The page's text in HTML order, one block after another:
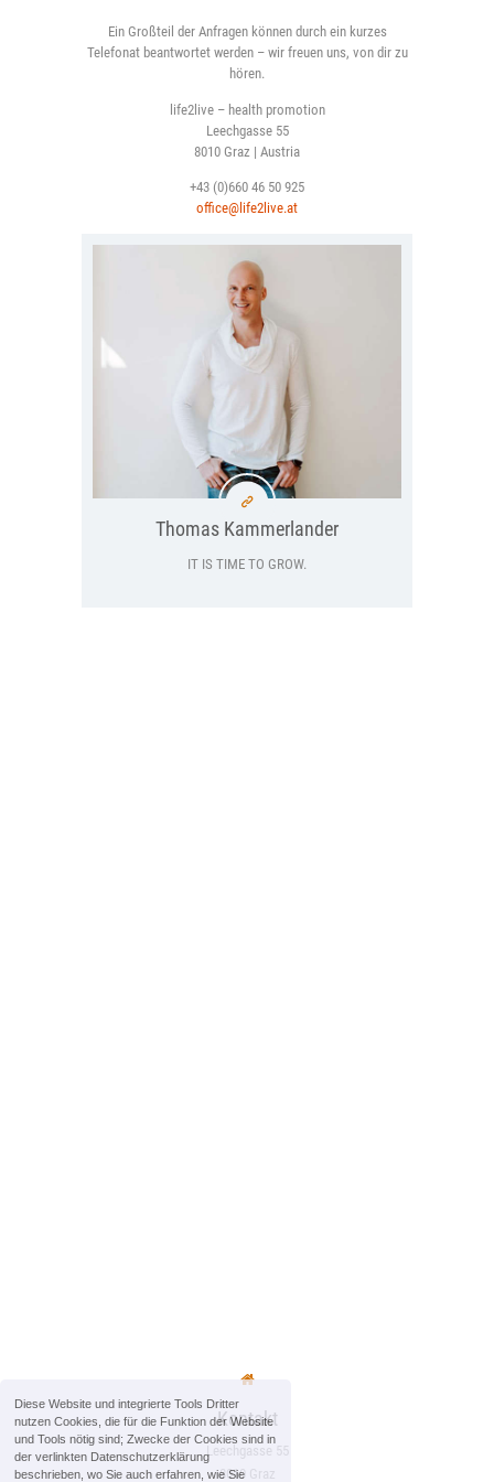
Diese Website und integrierte Tools Dritter
nutzen Cookies, die für die Funktion der Website
und Tools nötig sind; Zwecke der Cookies sind in
der verlinkten Datenschutzerklärung
beschrieben, wo Sie auch erfahren, wie Sie
Ein Großteil der Anfragen können durch ein kurzes
Telefonat beantwortet werden – wir freuen uns, von dir zu
hören.
life2live – health promotion
Leechgasse 55
8010 Graz | Austria
+43 (0)660 46 50 925
office@life2live.at
Thomas Kammerlander
IT IS TIME TO GROW.
Kontakt
Leechgasse 55
8010 Graz